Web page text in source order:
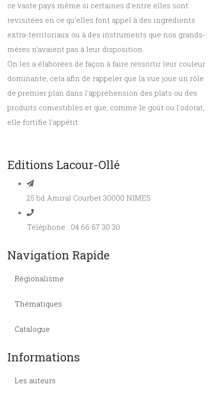
ce vaste pays même si certaines d'entre elles sont
revisitées en ce qu'elles font appel à des ingrédients
extra-territoriaux ou à des instruments que nos grands-
mères n'avaient pas à leur disposition.
On les a élaborées de façon à faire ressortir leur couleur
dominante, cela afin de rappeler que la vue joue un rôle
de premier plan dans l'appréhension des plats ou des
produits comestibles et que, comme le goût ou l'odorat,
elle fortifie l'appétit.
Editions Lacour-Ollé
25 bd Amiral Courbet 30000 NIMES
Téléphone : 04 66 67 30 30
Navigation Rapide
Régionalisme
Thématiques
Catalogue
Informations
Les auteurs